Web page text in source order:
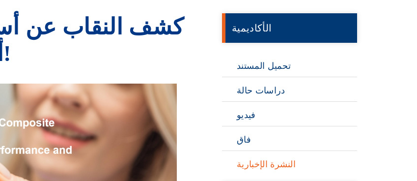
العربية
كشف النقاب عن
أداء وجماليات آسر!
الأكاديمية
تحميل المستند
دراسات حالة
فيديو
فاق
النشرة الإخبارية